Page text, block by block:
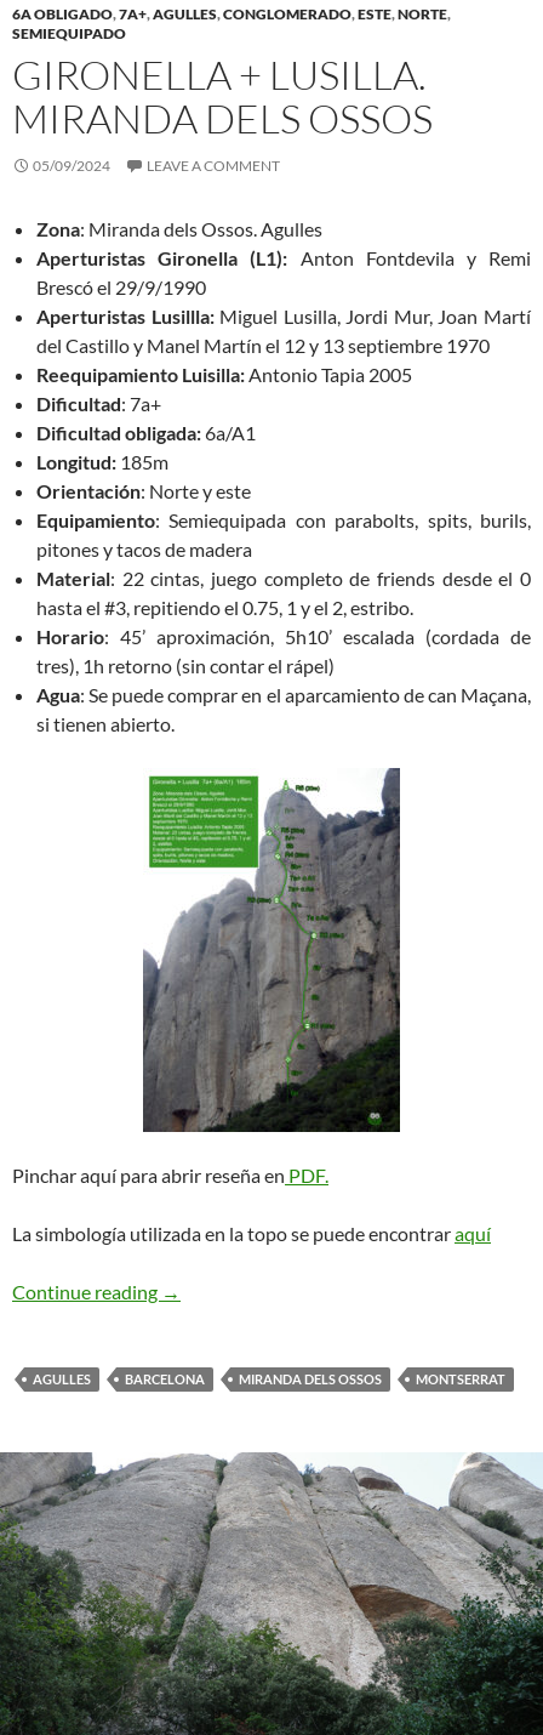
6A OBLIGADO,7A+,AGULLES,CONGLOMERADO,ESTE,NORTE,
SEMIEQUIPADO
GIRONELLA + LUSILLA.
MIRANDA DELS OSSOS
05/09/2024 LEAVE A COMMENT
Zona: Miranda dels Ossos. Agulles
Aperturistas Gironella (L1): Anton Fontdevila y Remi
Brescó el 29/9/1990
Aperturistas Lusillla: Miguel Lusilla, Jordi Mur, Joan Martí
del Castillo y Manel Martín el 12 y 13 septiembre 1970
Reequipamiento Luisilla:Antonio Tapia 2005
Dificultad: 7a+
Dificultad obligada:6a/A1
Longitud: 185m
Orientación: Norte y este
Equipamiento: Semiequipada con parabolts, spits, burils,
pitones y tacos de madera
Material: 22 cintas, juego completo de friends desde el 0
hasta el #3, repitiendo el 0.75, 1 y el 2, estribo.
Horario: 45’ aproximación, 5h10’ escalada (cordada de
tres), 1h retorno (sin contar el rápel)
Agua: Se puede comprar en el aparcamiento de can Maçana,
si tienen abierto.
Pinchar aquí para abrir reseña en PDF.
La simbología utilizada en la topo se puede encontraraquí
Continue reading Gironella + Lusilla. Miranda dels Ossos
→
AGULLES BARCELONA MIRANDA DELS OSSOS MONTSERRAT